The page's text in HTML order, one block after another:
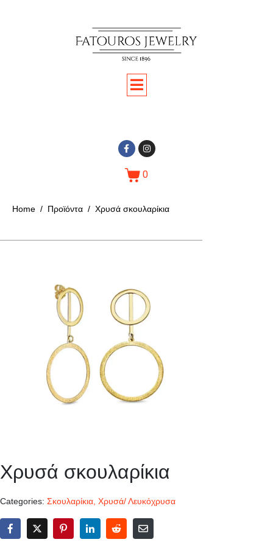
0
Home Προϊόντα Χρυσά σκουλαρίκια
Χρυσά σκουλαρίκια
Categories: Σκουλαρίκια, Χρυσά/ Λευκόχρυσα